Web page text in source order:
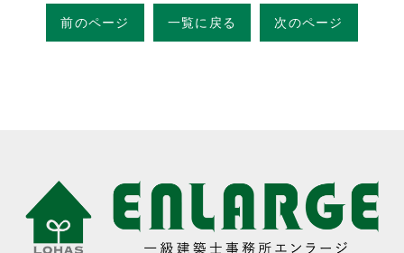
前のページ 一覧に戻る 次のページ